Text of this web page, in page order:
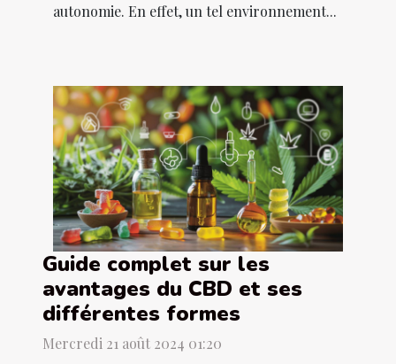
autonomie. En effet, un tel environnement...
Guide complet sur les
avantages du CBD et ses
différentes formes
Mercredi 21 août 2024 01:20